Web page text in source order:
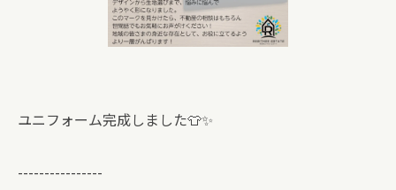
ユニフォーム完成しました👕✨
----------------